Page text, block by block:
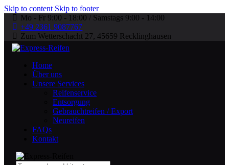
Skip to content Skip to footer
Mo - Fr 9:00 - 18:00 / Samstags 9:00 - 14:00
+49 2361 9087767
Zum Wetterschacht 27, 45659 Recklinghausen
Home
Über uns
Unsere Services
Reifenservice
Entsorgung
Gebrauchtreifen / Export
Neureifen
FAQs
Kontakt